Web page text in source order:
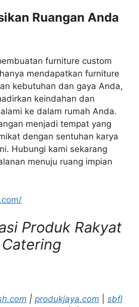
Ruangan Anda
furniture custom
mendapatkan furniture
kebutuhan dan gaya Anda,
keindahan dan
ke dalam rumah Anda.
menjadi tempat yang
dengan sentuhan karya
Hubungi kami sekarang
menuju ruang impian
Produk Rakyat
| produkjaya.com
sbfl